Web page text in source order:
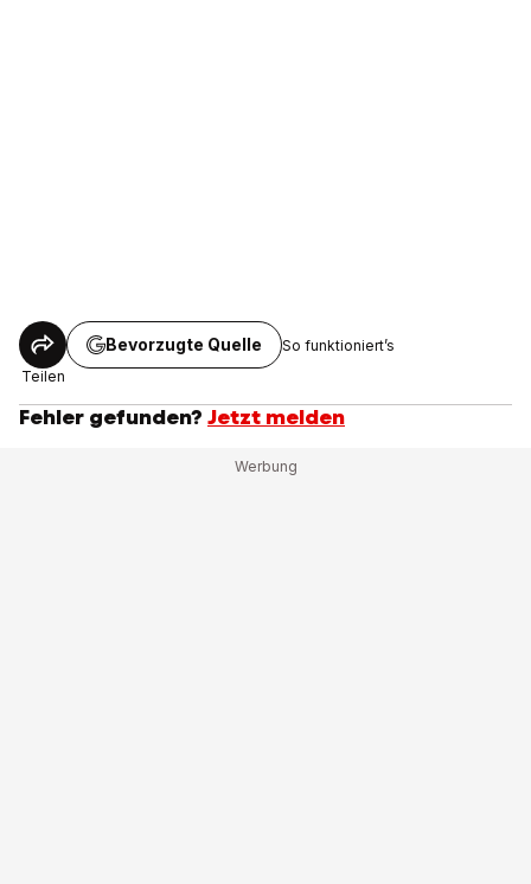
Teilen
Bevorzugte Quelle So funktioniert’s
Fehler gefunden? Jetzt melden